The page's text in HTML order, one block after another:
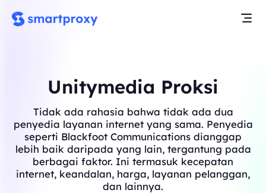
Unitymedia Proksi
Tidak ada rahasia bahwa tidak ada dua
penyedia layanan internet yang sama. Penyedia
seperti Blackfoot Communications dianggap
lebih baik daripada yang lain, tergantung pada
berbagai faktor. Ini termasuk kecepatan
internet, keandalan, harga, layanan pelanggan,
dan lainnya.